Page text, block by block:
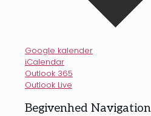
Google kalender
iCalendar
Outlook 365
Outlook Live
Begivenhed Navigation